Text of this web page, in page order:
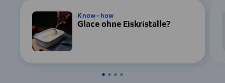
Know-how
Glace ohne Eiskristalle?